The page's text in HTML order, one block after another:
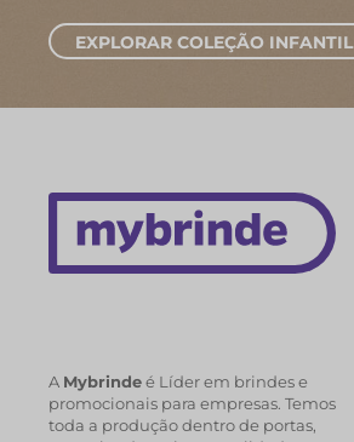
EXPLORAR COLEÇÃO INFANTIL
A Mybrindeé Líder em brindes e
promocionais para empresas. Temos
toda a produção dentro de portas,